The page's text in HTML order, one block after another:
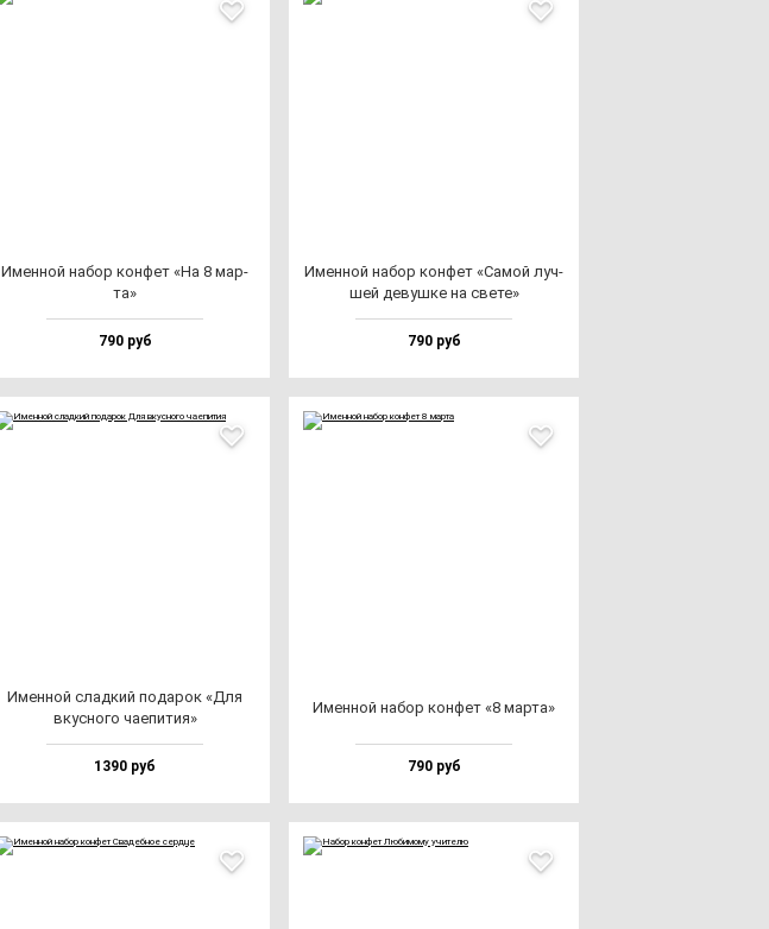
Имен­ной на­бор кон­фет «На 8 мар­
та»
790 руб
Имен­ной на­бор кон­фет «Самой луч­
шей де­вуш­ке на све­те»
790 руб
Имен­ной слад­кий по­да­рок «Для
вкус­но­го ча­епи­тия»
1390 руб
Имен­ной на­бор кон­фет «8 мар­та»
790 руб